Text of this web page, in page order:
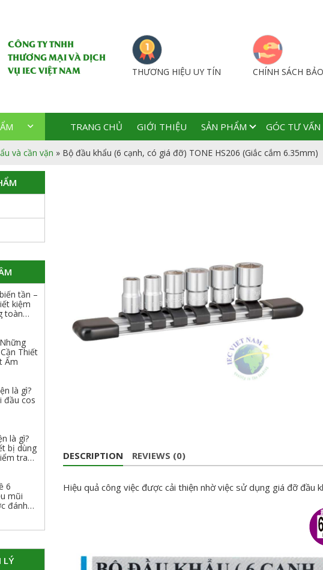
CÔNG TY TNHH
THƯƠNG MẠI VÀ DỊCH
VỤ IEC VIỆT NAM
THƯƠNG HIỆU UY TÍN CHÍNH SÁCH
TRANG CHỦ GIỚI THIỆU SẢN PHẨM GÓC TƯ VẤN
và cần vặn » Bộ đầu khẩu (6 cạnh, có giá đỡ) TONE HS206 (Giắc cắm 6.35mm)
DESCRIPTION REVIEWS (0)
Hiệu quả công việc được cải thiện nhờ việc sử dụng giá đỡ đầu
tần –
kiệm
toàn
Thiết
Ẩm
là gì?
đầu cos
là gì?
bị dùng
tra
6
mũi
đánh
LÝ